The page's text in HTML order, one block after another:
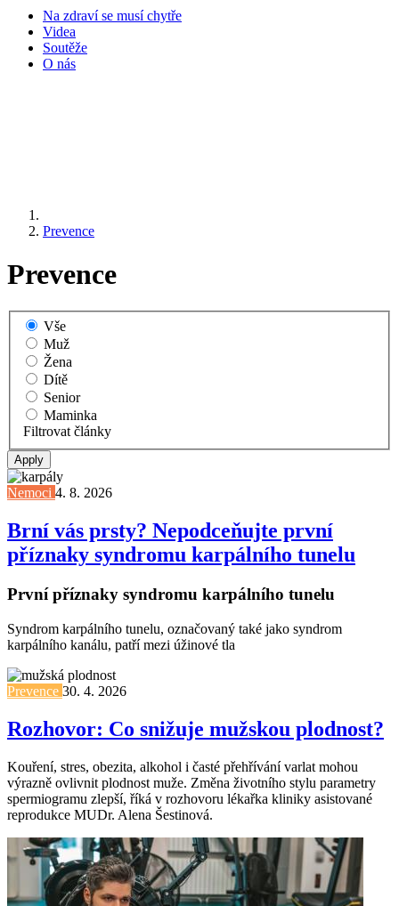
Na zdraví se musí chytře
Videa
Soutěže
O nás
Prevence
Prevence
Vše
Muž
Žena
Dítě
Senior
Maminka
Filtrovat články
Nemoci 4. 8. 2026
Brní vás prsty? Nepodceňujte první
příznaky syndromu karpálního tunelu
První příznaky syndromu karpálního tunelu
Syndrom karpálního tunelu, označovaný také jako syndrom
karpálního kanálu, patří mezi úžinové tla
Prevence 30. 4. 2026
Rozhovor: Co snižuje mužskou plodnost?
Kouření, stres, obezita, alkohol i časté přehřívání varlat mohou
výrazně ovlivnit plodnost muže. Změna životního stylu parametry
spermiogramu zlepší, říká v rozhovoru lékařka kliniky asistované
reprodukce MUDr. Alena Šestinová.